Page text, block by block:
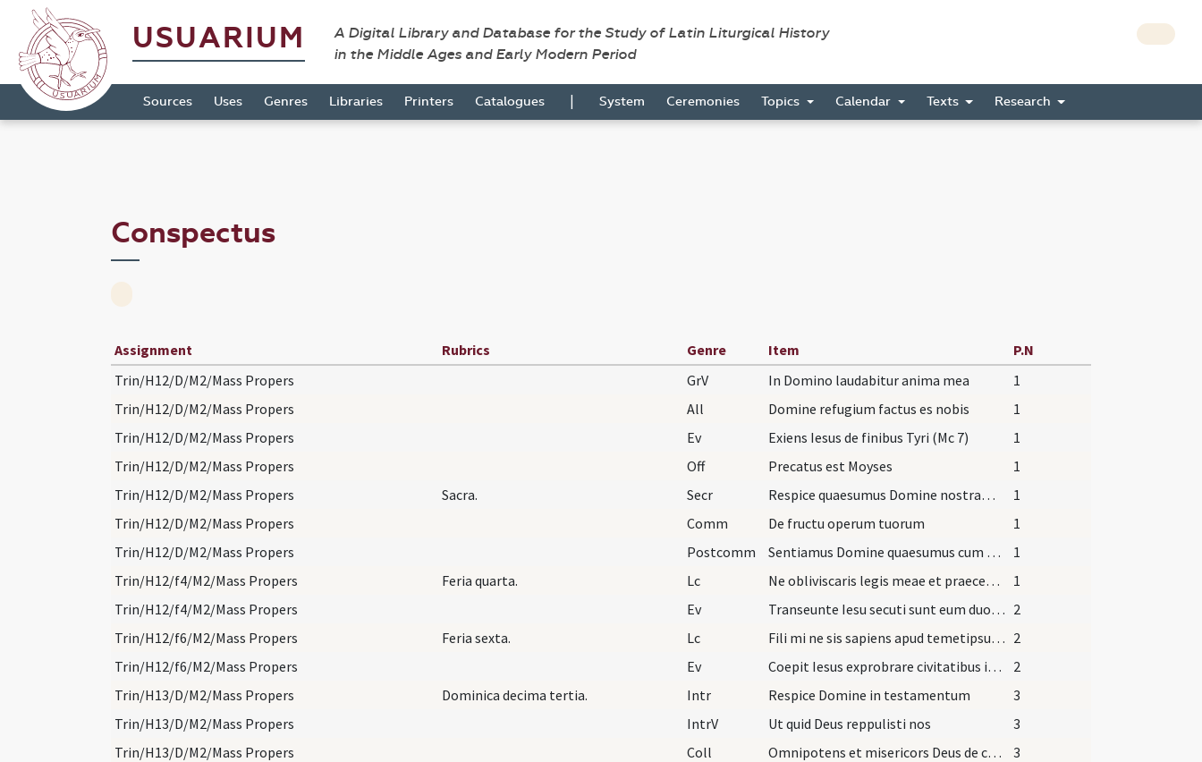
USUARIUM
A Digital Library and Database for the Study of Latin Liturgical History
in the Middle Ages and Early Modern Period
Sources Uses Genres Libraries Printers Catalogues | System Ceremonies Topics Calendar Texts Research
Conspectus
Assignment Rubrics Genre Item
P.N
Trin/H12/D/M2/Mass Propers
GrV In Domino laudabitur anima mea
1
Trin/H12/D/M2/Mass Propers
All Domine refugium factus es nobis
1
Trin/H12/D/M2/Mass Propers
Ev Exiens Iesus de finibus Tyri (Mc 7)
1
Trin/H12/D/M2/Mass Propers
Off Precatus est Moyses
1
Trin/H12/D/M2/Mass Propers
Sacra. Secr Respice quaesumus Domine nostram propitius servitutem ... fragilitatis subsidium.
1
Trin/H12/D/M2/Mass Propers
Comm De fructu operum tuorum
1
Trin/H12/D/M2/Mass Propers
Postcomm Sentiamus Domine quaesumus cum tui perceptione ... plenitudine gloriemur.
1
Trin/H12/f4/M2/Mass Propers
Feria quarta. Lc Ne obliviscaris legis meae et praecepta mea custodiat cor tuum (Prv 3)
1
Trin/H12/f4/M2/Mass Propers
Ev Transeunte Iesu secuti sunt eum duo caeci (Mt 9) 2
Trin/H12/f6/M2/Mass Propers
Feria sexta. Lc Fili mi ne sis sapiens apud temetipsum (Prv 3) 2
Trin/H12/f6/M2/Mass Propers
Ev Coepit Iesus exprobrare civitatibus in quibus factae sunt plurimae virtutes eius (Mt 11)
2
Trin/H13/D/M2/Mass Propers
Dominica decima tertia. Intr Respice Domine in testamentum
3
Trin/H13/D/M2/Mass Propers
IntrV Ut quid Deus reppulisti nos
3
Trin/H13/D/M2/Mass Propers
Coll Omnipotens et misericors Deus de cuius munere venit ... offensione curramus.
3